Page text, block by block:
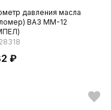
давления масла
ВАЗ ММ-12
₽